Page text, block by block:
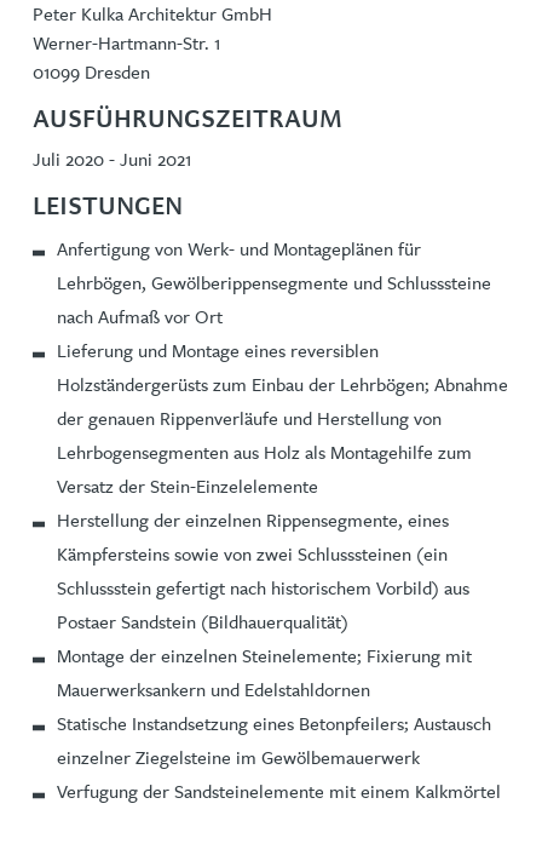
Peter Kulka Architektur GmbH
Werner-Hartmann-Str. 1
01099 Dresden
AUSFÜHRUNGSZEITRAUM
Juli 2020 - Juni 2021
LEISTUNGEN
Anfertigung von Werk- und Montageplänen für
Lehrbögen, Gewölberippensegmente und Schlusssteine
nach Aufmaß vor Ort
Lieferung und Montage eines reversiblen
Holzständergerüsts zum Einbau der Lehrbögen; Abnahme
der genauen Rippenverläufe und Herstellung von
Lehrbogensegmenten aus Holz als Montagehilfe zum
Versatz der Stein-Einzelelemente
Herstellung der einzelnen Rippensegmente, eines
Kämpfersteins sowie von zwei Schlusssteinen (ein
Schlussstein gefertigt nach historischem Vorbild) aus
Postaer Sandstein (Bildhauerqualität)
Montage der einzelnen Steinelemente; Fixierung mit
Mauerwerksankern und Edelstahldornen
Statische Instandsetzung eines Betonpfeilers; Austausch
einzelner Ziegelsteine im Gewölbemauerwerk
Verfugung der Sandsteinelemente mit einem Kalkmörtel